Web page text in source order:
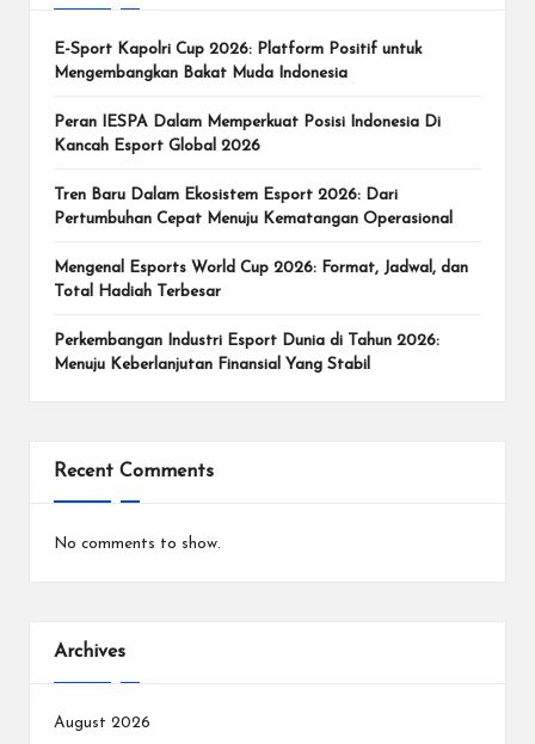
m
In
E-Sport Kapolri Cup 2026: Platform Positif untuk
Mengembangkan Bakat Muda Indonesia
Peran IESPA Dalam Memperkuat Posisi Indonesia Di
Kancah Esport Global 2026
Tren Baru Dalam Ekosistem Esport 2026: Dari
Pertumbuhan Cepat Menuju Kematangan Operasional
Mengenal Esports World Cup 2026: Format, Jadwal, dan
Total Hadiah Terbesar
Perkembangan Industri Esport Dunia di Tahun 2026:
Menuju Keberlanjutan Finansial Yang Stabil
Recent Comments
No comments to show.
Archives
August 2026